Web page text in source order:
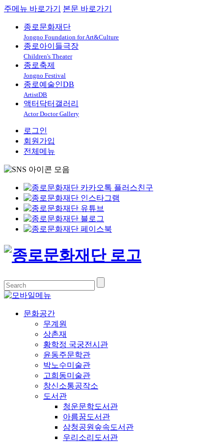
주메뉴 바로가기 본문 바로가기
종로문화재단
Jongno Foundation for Art&Culture
종로아이들극장
Children's Theater
종로축제
Jongno Festival
종로예술인DB
ArtistDB
액터닥터갤러리
Actor Doctor Gallery
로그인
회원가입
전체메뉴
문화공간
무계원
상촌재
황학정 국궁전시관
윤동주문학관
박노수미술관
고희동미술관
창신소통공작소
도서관
청운문학도서관
아름꿈도서관
삼청공원숲속도서관
우리소리도서관